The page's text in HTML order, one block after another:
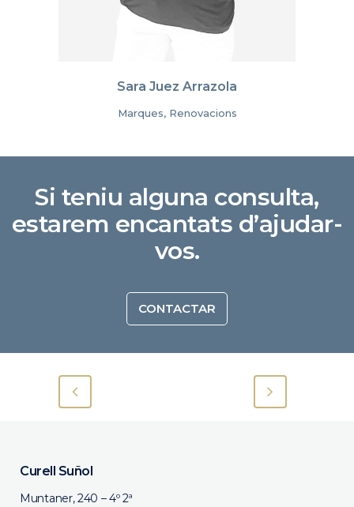
Sara Juez Arrazola
Marques, Renovacions
Si teniu alguna consulta,
estarem encantats d’ajudar-
vos.
CONTACTAR
Curell Suñol
Muntaner, 240 – 4º 2ª